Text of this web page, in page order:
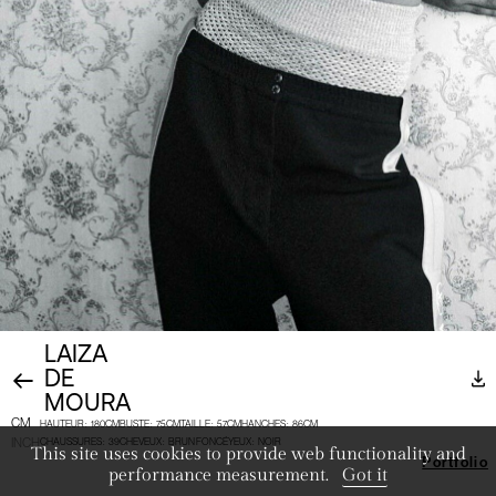
This site uses cookies to provide web functionality and
performance measurement. Got it
LAIZA
DE
MOURA
CM
INCH
HAUTEUR: 180CMBUSTE: 75CMTAILLE: 57CMHANCHES: 86CM
CHAUSSURES: 39CHEVEUX: BRUN FONCÉYEUX: NOIR
Portfolio